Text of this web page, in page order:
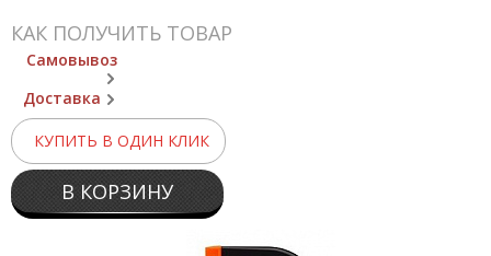
КАК ПОЛУЧИТЬ ТОВАР
Самовывоз
Доставка
КУПИТЬ В ОДИН КЛИК
В КОРЗИНУ